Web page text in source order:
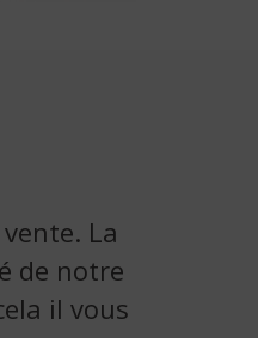
La
de notre
il vous